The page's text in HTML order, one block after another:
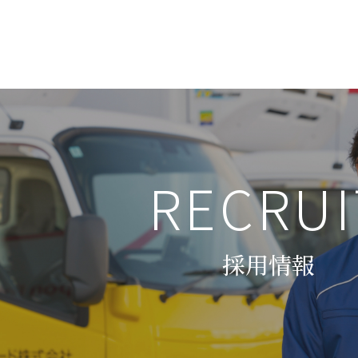
採用情報